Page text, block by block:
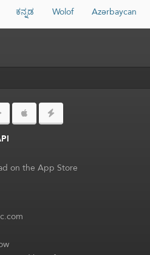
ಕನ್ನಡ Wolof Azərbaycan